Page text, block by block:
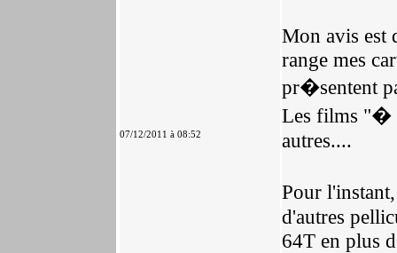
07/12/2011 à 08:52
Mon avis est
range mes
pr�sentent
Les films "�
autres....
Pour
d'autres
64T en plus